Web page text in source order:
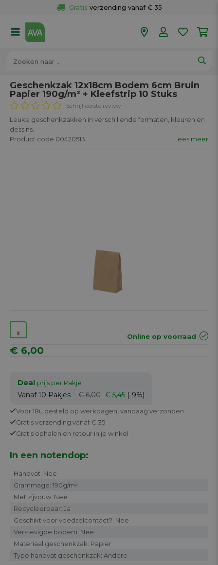
Gratis verzending vanaf € 35
50 winkels
Geschenkzak 12x18cm Bodem 6cm Bruin
Papier 190g/m² + Kleefstrip 10 Stuks
Schrijf eerste review
Leuke geschenkzakken in verschillende formaten, kleuren en
dessins.
Product code 00420513
Lees meer
Online op voorraad
€ 6,00
Deal prijs per Pakje
Vanaf 10 Pakjes € 6,00 € 5,45 (-9%)
Voor 18u besteld op werkdagen, vandaag verzonden.
Gratisverzending vanaf € 35
Gratis ophalen en retour in je winkel
In een notendop:
Handvat: Nee
Grammage: 190g/m²
Met zijvouw: Nee
Recycleerbaar: Ja
Geschikt voor voedselcontact?: Nee
Verstevigde bodem: Nee
Materiaal geschenkzak: Papier
Type handvat geschenkzak: Andere